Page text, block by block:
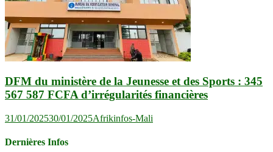
DFM du ministère de la Jeunesse et des Sports : 345
567 587 FCFA d’irrégularités financières
31/01/202530/01/2025Afrikinfos-Mali
Dernières Infos